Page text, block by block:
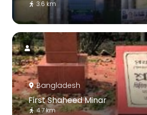
3.6 km
Bangladesh
First Shaheed Minar
4.7 km